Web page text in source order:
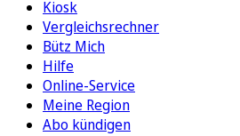
Kiosk
Vergleichsrechner
Bütz Mich
Hilfe
Online-Service
Meine Region
Abo kündigen